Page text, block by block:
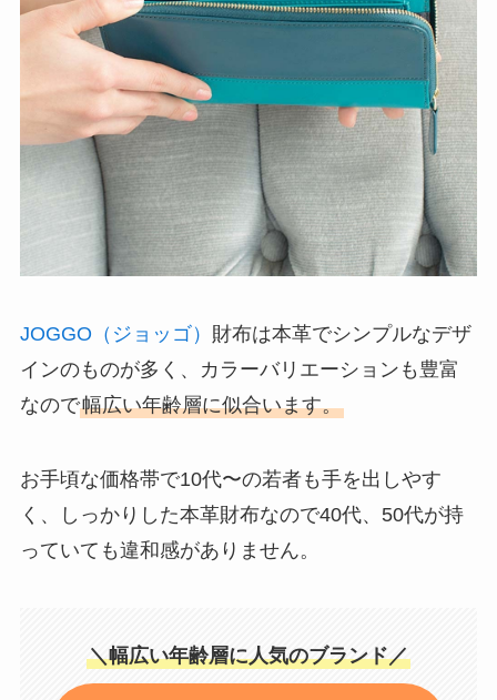
JOGGO（ジョッゴ） 財布は本革でシンプルなデザ
インのものが多く、カラーバリエーションも豊富
なので幅広い年齢層に似合います。
お手頃な価格帯で10代〜の若者も手を出しやす
く、しっかりした本革財布なので40代、50代が持
っていても違和感がありません。
＼幅広い年齢層に人気のブランド／